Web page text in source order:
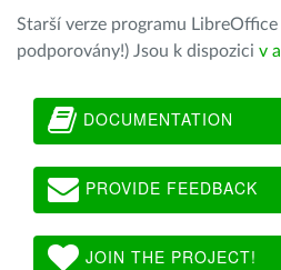
Starší verze programu
podporovány!) Jsou k dispozici v
DOCUMENTATION
PROVIDE FEEDBACK
JOIN THE PROJECT!